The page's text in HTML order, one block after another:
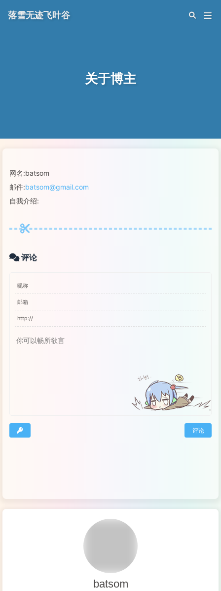
关于博主
落雪无迹飞叶谷
网名:batsom
邮件:batsom@gmail.com
自我介绍:
评论
评论
batsom